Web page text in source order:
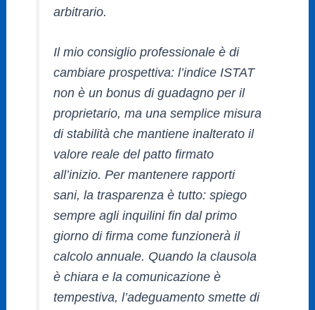
arbitrario.
Il mio consiglio professionale è di
cambiare prospettiva: l’indice ISTAT
non è un bonus di guadagno per il
proprietario, ma una semplice misura
di stabilità che mantiene inalterato il
valore reale del patto firmato
all’inizio. Per mantenere rapporti
sani, la trasparenza è tutto: spiego
sempre agli inquilini fin dal primo
giorno di firma come funzionerà il
calcolo annuale. Quando la clausola
è chiara e la comunicazione è
tempestiva, l’adeguamento smette di